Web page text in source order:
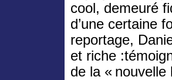
cool, demeuré
d’une certaine
reportage,
et riche
de la «